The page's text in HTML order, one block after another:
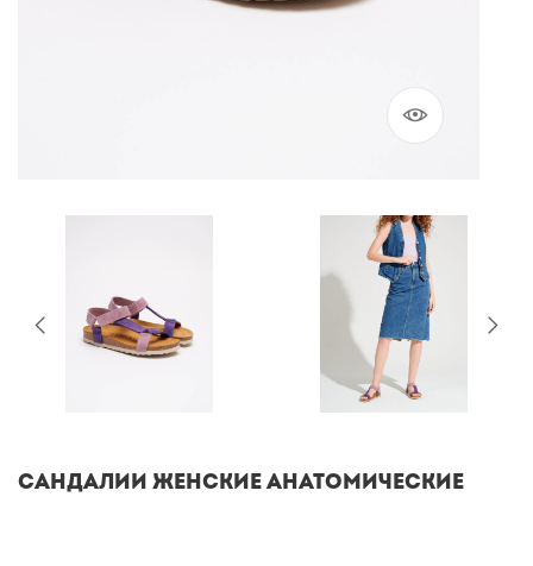
САНДАЛИИ ЖЕНСКИЕ АНАТОМИЧЕСКИЕ